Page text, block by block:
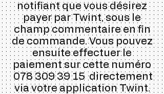
notifiant que vous désirez
payer par Twint, sous le
champ commentaire en fin
de commande. Vous pouvez
ensuite effectuer le
paiement sur cette numéro
078 309 39 15 directement
via votre application Twint.